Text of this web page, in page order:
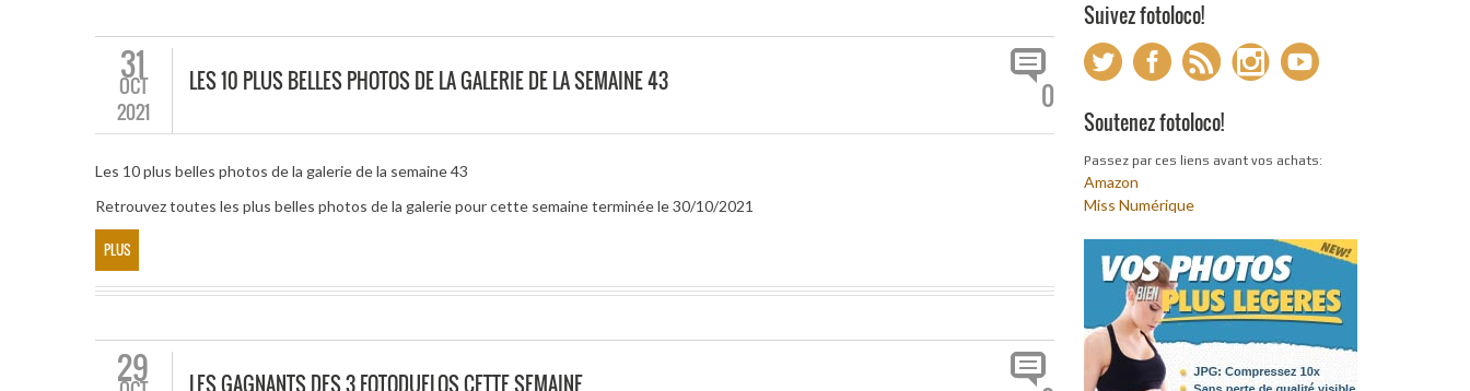
31
OCT
2021
LES 10 PLUS BELLES PHOTOS DE LA GALERIE DE LA SEMAINE 43 0
Les 10 plus belles photos de la galerie de la semaine 43
Retrouvez toutes les plus belles photos de la galerie pour cette semaine terminée le 30/10/2021
PLUS
29 LES GAGNANTS DES 3 FOTODUELOS CETTE SEMAINE
Suivez fotoloco!
Soutenez fotoloco!
Passez par ces liens avant vos achats:
Amazon
Miss Numérique